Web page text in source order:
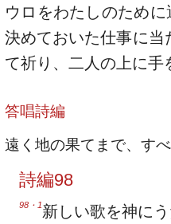
ウロをわたしのため
決めておいた仕事に当
て祈り、二人の上に手
答唱詩編
遠く地の果てまで、す
詩編98
98・1新しい歌を神にう